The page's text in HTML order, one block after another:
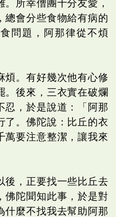
所幸僧團十分友愛，
總會分些食物給有病的
問題，阿那律從不煩
煩。有好幾次他有心修
。後來，三衣實在破爛
忍，於是說道：「阿那
了。佛陀說：比丘的衣
萬要注意整潔，讓我來
後，正要找一些比丘去
佛陀聞知此事，於是對
什麼不找我去幫助阿那